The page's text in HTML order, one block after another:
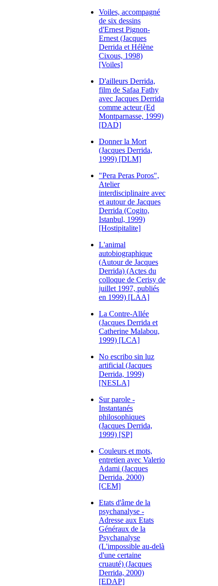
Voiles, accompagné
de six dessins
d'Ernest Pignon-
Ernest (Jacques
Derrida et Hélène
Cixous, 1998)
[Voiles]
D'ailleurs Derrida,
film de Safaa Fathy
avec Jacques Derrida
comme acteur (Ed
Montparnasse, 1999)
[DAD]
Donner la Mort
(Jacques Derrida,
1999) [DLM]
"Pera Peras Poros",
Atelier
interdisciplinaire avec
et autour de Jacques
Derrida (Cogito,
Istanbul, 1999)
[Hostipitalite]
L'animal
autobiographique
(Autour de Jacques
Derrida) (Actes du
colloque de Cerisy de
juillet 1997, publiés
en 1999) [LAA]
La Contre-Allée
(Jacques Derrida et
Catherine Malabou,
1999) [LCA]
No escribo sin luz
artificial (Jacques
Derrida, 1999)
[NESLA]
Sur parole -
Instantanés
philosophiques
(Jacques Derrida,
1999) [SP]
Couleurs et mots,
entretien avec Valerio
Adami (Jacques
Derrida, 2000)
[CEM]
Etats d'âme de la
psychanalyse -
Adresse aux Etats
Généraux de la
Psychanalyse
(L'impossible au-delà
d'une certaine
cruauté) (Jacques
Derrida, 2000)
[EDAP]